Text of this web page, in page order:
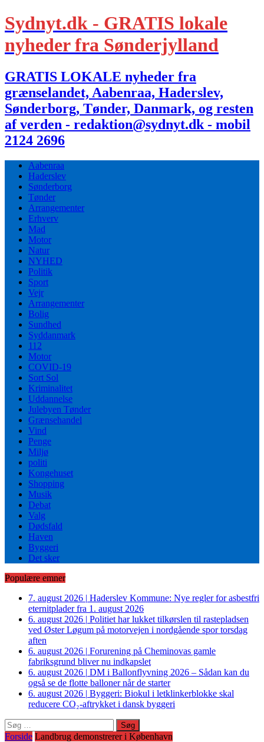
Sydnyt.dk - GRATIS lokale
nyheder fra Sønderjylland
GRATIS LOKALE nyheder fra
grænselandet, Aabenraa, Haderslev,
Sønderborg, Tønder, Danmark, og resten
af verden - redaktion@sydnyt.dk - mobil
2124 2696
Aabenraa
Haderslev
Sønderborg
Tønder
Arrangementer
Erhverv
Mad
Motor
Natur
NYHED
Politik
Sport
Vejr
Arrangementer
Bolig
Sundhed
Syddanmark
112
Motor
COVID-19
Sort Sol
Kriminalitet
Uddannelse
Julebyen Tønder
Grænsehandel
Vind
Penge
Miljø
politi
Kongehuset
Shopping
Musik
Debat
Valg
Dødsfald
Haven
Byggeri
Det sker
Populære emner
7. august 2026 | Haderslev Kommune: Nye regler for asbestfri
eternitplader fra 1. august 2026
6. august 2026 | Politiet har lukket tilkørslen til rastepladsen
ved Øster Løgum på motorvejen i nordgående spor torsdag
aften
6. august 2026 | Forurening på Cheminovas gamle
fabriksgrund bliver nu indkapslet
6. august 2026 | DM i Ballonflyvning 2026 – Sådan kan du
også se de flotte balloner når de starter
6. august 2026 | Byggeri: Biokul i letklinkerblokke skal
reducere CO₂-aftrykket i dansk byggeri
Søg
efter:
Forside Landbrug demonstrerer i København